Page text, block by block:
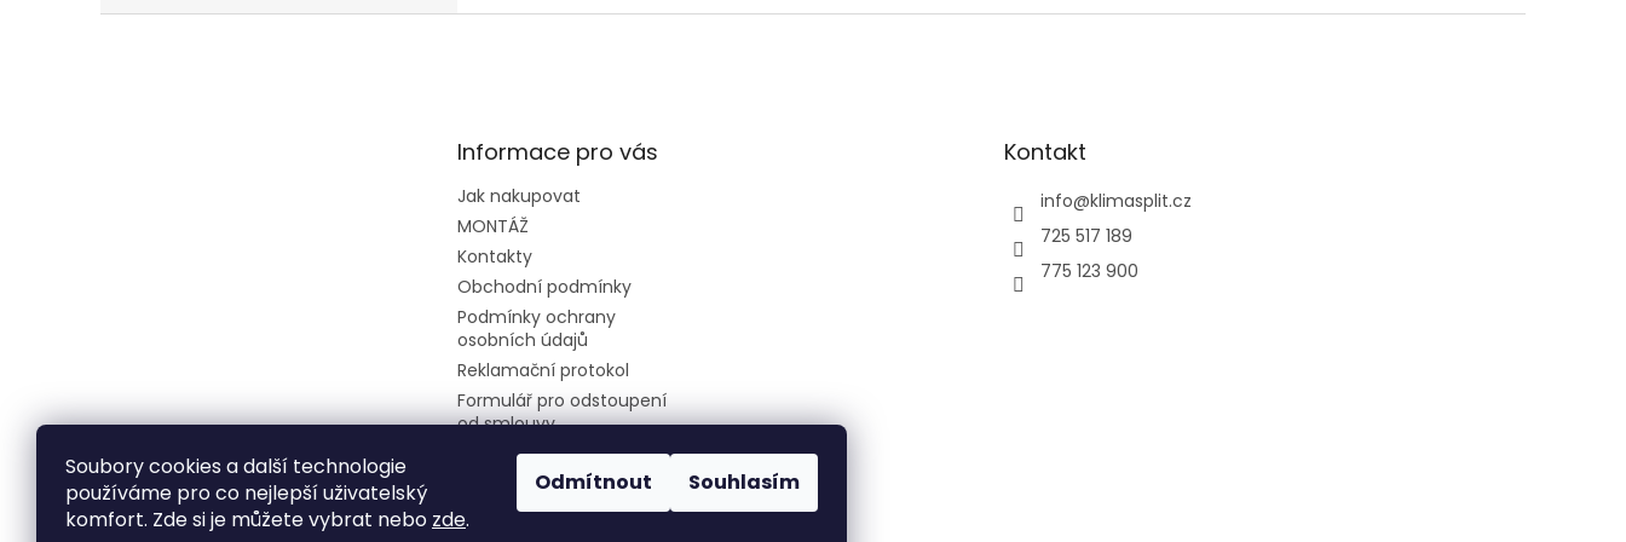
Soubory cookies a další technologie
používáme pro co nejlepší uživatelský
komfort. Zde si je můžete vybrat nebo zde.
Odmítnout Souhlasím
klimatizační jednotky o
jednotky UFE o výkonu
Informace pro vás
Jak nakupovat
MONTÁŽ
Kontakty
Obchodní podmínky
Podmínky ochrany
osobních údajů
Reklamační protokol
Formulář pro odstoupení
od smlouvy
Kontakt
info@klimasplit.cz
725 517 189
775 123 900